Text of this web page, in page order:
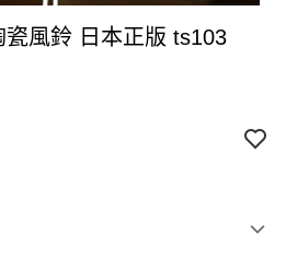
風鈴 日本正版 ts103